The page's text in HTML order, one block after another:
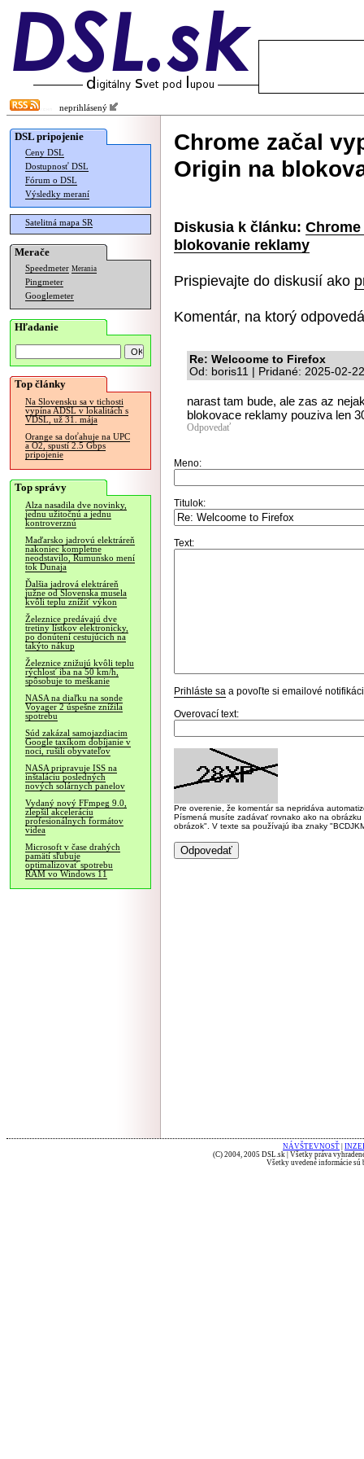
neprihlásený
DSL pripojenie
Ceny DSL
Dostupnosť DSL
Fórum o DSL
Výsledky meraní
Satelitná mapa SR
Merače
Speedmeter Merania
Pingmeter
Googlemeter
Hľadanie
Top články
Na Slovensku sa v tichosti
vypína ADSL v lokalitách s
VDSL, už 31. mája
Orange sa doťahuje na UPC
a O2, spustí 2.5 Gbps
pripojenie
Top správy
Alza nasadila dve novinky,
jednu užitočnú a jednu
kontroverznú
Maďarsko jadrovú elektráreň
nakoniec kompletne
neodstavilo, Rumunsko mení
tok Dunaja
Ďalšia jadrová elektráreň
južne od Slovenska musela
kvôli teplu znížiť výkon
Železnice predávajú dve
tretiny lístkov elektronicky,
po donútení cestujúcich na
takýto nákup
Železnice znižujú kvôli teplu
rýchlosť iba na 50 km/h,
spôsobuje to meškanie
NASA na diaľku na sonde
Voyager 2 úspešne znížila
spotrebu
Súd zakázal samojazdiacim
Google taxíkom dobíjanie v
noci, rušili obyvateľov
NASA pripravuje ISS na
inštaláciu posledných
nových solárnych panelov
Vydaný nový FFmpeg 9.0,
zlepšil akceleráciu
profesionálnych formátov
videa
Microsoft v čase drahých
pamätí sľubuje
optimalizovať spotrebu
RAM vo Windows 11
Chrome začal
Origin na
Diskusia k článku:
blokovanie reklamy
Prispievajte do diskusií ako
Komentár, na ktorý
Re: Welcoome to Firefox
Od: boris11 | Pridané: 2025-02-
narast tam bude, ale zas az
blokovace reklamy pouziva len
Odpovedať
Meno:
Titulok:
Text:
Prihláste sa a povoľte si emailové
Overovací text:
Pre overenie, že komentár sa nepridáva
Písmená musíte zadávať rovnako ako na
obrázok". V texte sa používajú iba znaky
NÁVŠTEVNOSŤ
(C) 2004, 2005 DSL.sk | Všetky práva
Všetky uvedené informácie sú